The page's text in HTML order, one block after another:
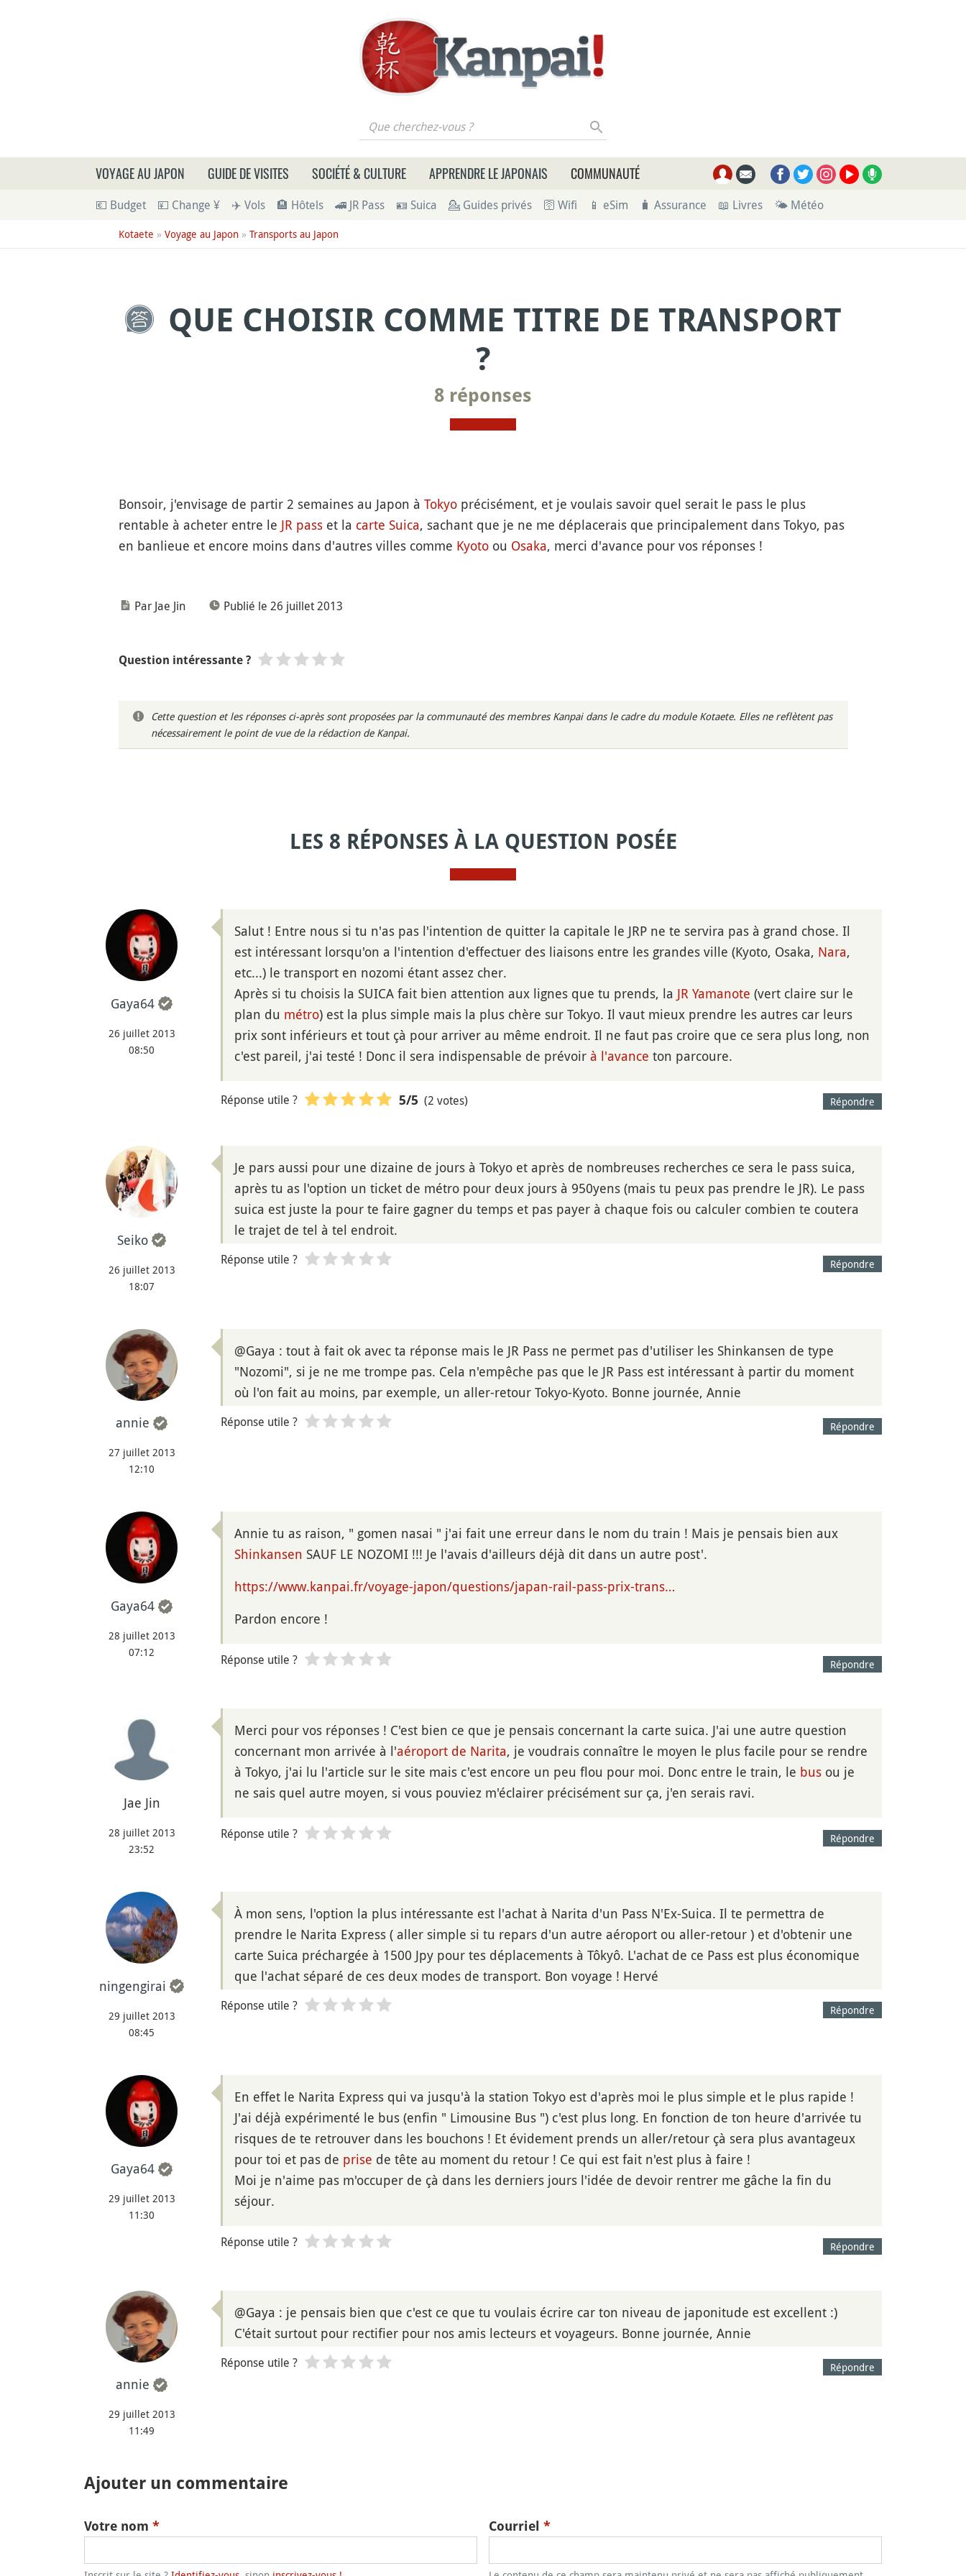
Que cherchez-vous ?
VOYAGE AU JAPON GUIDE DE VISITES SOCIÉTÉ & CULTURE APPRENDRE LE JAPONAIS COMMUNAUTÉ
💶 Budget 💴 Change ¥ ✈️ Vols 🏨 Hôtels 🚄 JR Pass 🪪 Suica 💁 Guides privés 🛜 Wifi 📱 eSim 🧳 Assurance 📖 Livres 🌤 Météo
Kotaete » Voyage au Japon» Transports au Japon
QUE CHOISIR COMME TITRE DE TRANSPORT
?
8 réponses
Bonsoir, j'envisage de partir 2 semaines au Japon à Tokyoprécisément, et je voulais savoir quel serait le pass le plus
rentable à acheter entre le JR passet la carte Suica, sachant que je ne me déplacerais que principalement dans Tokyo, pas
en banlieue et encore moins dans d'autres villes comme Kyotoou Osaka, merci d'avance pour vos réponses !
Par Jae Jin Publié le 26 juillet 2013
Question intéressante ?
Cette question et les réponses ci-après sont proposées par la communauté des membres Kanpai dans le cadre du module Kotaete. Elles ne reflètent pas
nécessairement le point de vue de la rédaction de Kanpai.
LES 8 RÉPONSES À LA QUESTION POSÉE
Gaya64
26 juillet 2013
08:50
Salut ! Entre nous si tu n'as pas l'intention de quitter la capitale le JRP ne te servira pas à grand chose. Il
est intéressant lorsqu'on a l'intention d'effectuer des liaisons entre les grandes ville (Kyoto, Osaka, Nara,
etc...) le transport en nozomi étant assez cher.
Après si tu choisis la SUICA fait bien attention aux lignes que tu prends, la JR Yamanote (vert claire sur le
plan du métro) est la plus simple mais la plus chère sur Tokyo. Il vaut mieux prendre les autres car leurs
prix sont inférieurs et tout çà pour arriver au même endroit. Il ne faut pas croire que ce sera plus long, non
c'est pareil, j'ai testé ! Donc il sera indispensable de prévoir à l'avance ton parcoure.
Répondre
Réponse utile ? 5/5 (2 votes)
Seiko
26 juillet 2013
18:07
Je pars aussi pour une dizaine de jours à Tokyo et après de nombreuses recherches ce sera le pass suica,
après tu as l'option un ticket de métro pour deux jours à 950yens (mais tu peux pas prendre le JR). Le pass
suica est juste la pour te faire gagner du temps et pas payer à chaque fois ou calculer combien te coutera
le trajet de tel à tel endroit.
Répondre
Réponse utile ?
annie
27 juillet 2013
12:10
@Gaya : tout à fait ok avec ta réponse mais le JR Pass ne permet pas d'utiliser les Shinkansen de type
"Nozomi", si je ne me trompe pas. Cela n'empêche pas que le JR Pass est intéressant à partir du moment
où l'on fait au moins, par exemple, un aller-retour Tokyo-Kyoto. Bonne journée, Annie
Répondre
Réponse utile ?
Gaya64
28 juillet 2013
07:12
Annie tu as raison, " gomen nasai " j'ai fait une erreur dans le nom du train ! Mais je pensais bien aux
Shinkansen SAUF LE NOZOMI !!! Je l'avais d'ailleurs déjà dit dans un autre post'.
https://www.kanpai.fr/voyage-japon/questions/japan-rail-pass-prix-trans…
Pardon encore !
Répondre
Réponse utile ?
Jae Jin
28 juillet 2013
23:52
Merci pour vos réponses ! C'est bien ce que je pensais concernant la carte suica. J'ai une autre question
concernant mon arrivée à l'aéroport de Narita, je voudrais connaître le moyen le plus facile pour se rendre
à Tokyo, j'ai lu l'article sur le site mais c'est encore un peu flou pour moi. Donc entre le train, le bus ou je
ne sais quel autre moyen, si vous pouviez m'éclairer précisément sur ça, j'en serais ravi.
Répondre
Réponse utile ?
ningengirai
29 juillet 2013
08:45
À mon sens, l'option la plus intéressante est l'achat à Narita d'un Pass N'Ex-Suica. Il te permettra de
prendre le Narita Express ( aller simple si tu repars d'un autre aéroport ou aller-retour ) et d'obtenir une
carte Suica préchargée à 1500 Jpy pour tes déplacements à Tôkyô. L'achat de ce Pass est plus économique
que l'achat séparé de ces deux modes de transport. Bon voyage ! Hervé
Répondre
Réponse utile ?
Gaya64
29 juillet 2013
11:30
En effet le Narita Express qui va jusqu'à la station Tokyo est d'après moi le plus simple et le plus rapide !
J'ai déjà expérimenté le bus (enfin " Limousine Bus ") c'est plus long. En fonction de ton heure d'arrivée tu
risques de te retrouver dans les bouchons ! Et évidement prends un aller/retour çà sera plus avantageux
pour toi et pas de prise de tête au moment du retour ! Ce qui est fait n'est plus à faire !
Moi je n'aime pas m'occuper de çà dans les derniers jours l'idée de devoir rentrer me gâche la fin du
séjour.
Répondre
Réponse utile ?
annie
29 juillet 2013
11:49
@Gaya : je pensais bien que c'est ce que tu voulais écrire car ton niveau de japonitude est excellent :)
C'était surtout pour rectifier pour nos amis lecteurs et voyageurs. Bonne journée, Annie
Répondre
Réponse utile ?
Ajouter un commentaire
Votre nom * Courriel *